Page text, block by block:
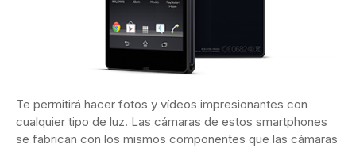
Te permitirá hacer fotos y vídeos impresionantes con
cualquier tipo de luz. Las cámaras de estos smartphones
se fabrican con los mismos componentes que las cámaras